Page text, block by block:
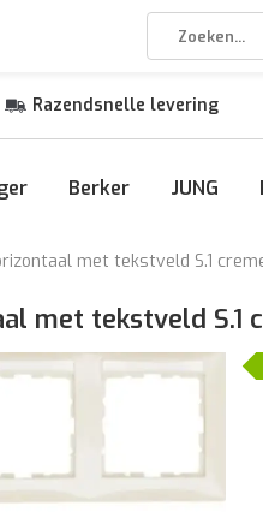
Razendsnelle levering
Berker JUNG
met tekstveld S.1
met tekstveld S.1